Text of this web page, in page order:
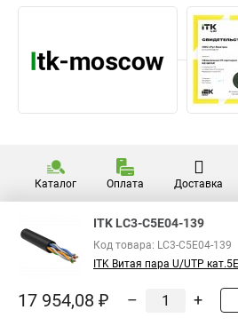
Каталог Оплата Доставка
ITK LC3-C5E04-139
Код товара: LC3-C5E04-139
ITK Витая пара U/UTP
17 954,08 ₽ – +